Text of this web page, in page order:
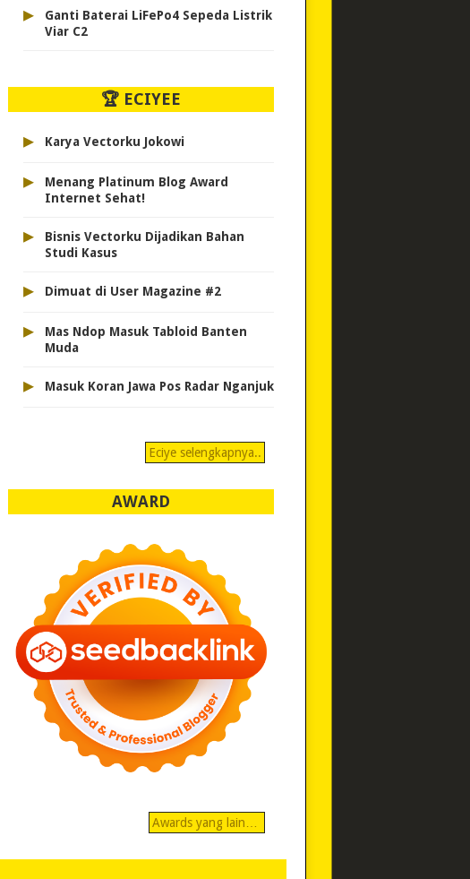
▸
Ganti Baterai LiFePo4 Sepeda Listrik
Viar C2
🏆 ECIYEE
▸ Karya Vectorku Jokowi
▸
Menang Platinum Blog Award
Internet Sehat!
▸
Bisnis Vectorku Dijadikan Bahan
Studi Kasus
▸ Dimuat di User Magazine #2
▸
Mas Ndop Masuk Tabloid Banten
Muda
▸ Masuk Koran Jawa Pos Radar Nganjuk
Eciye selengkapnya..
AWARD
Awards yang lain…